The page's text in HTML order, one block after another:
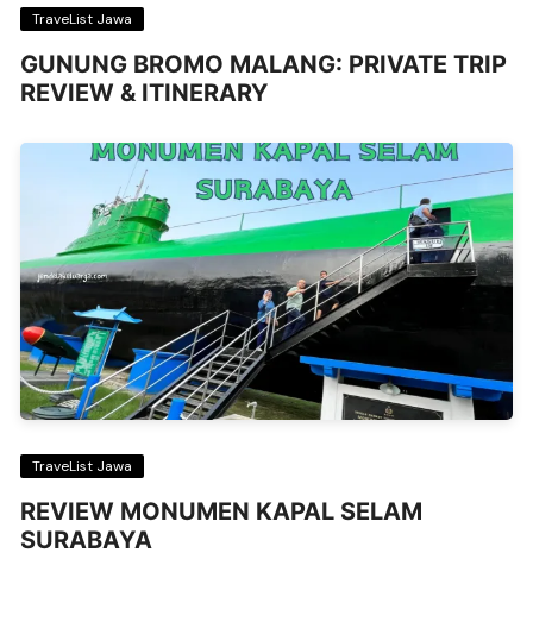
TraveList Jawa
GUNUNG BROMO MALANG: PRIVATE TRIP
REVIEW & ITINERARY
TraveList Jawa
REVIEW MONUMEN KAPAL SELAM
SURABAYA